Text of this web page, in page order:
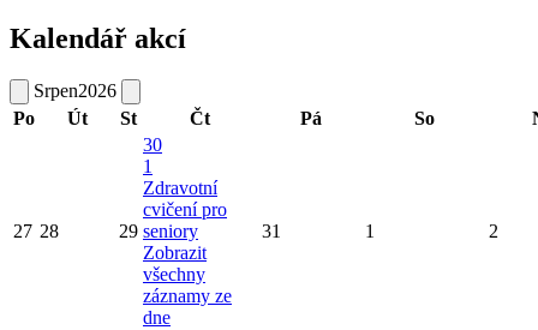
Kalendář akcí
Srpen2026
Po
Út St Čt Pá So
27 28 29
30
1
Zdravotní
cvičení pro
seniory
Zobrazit
všechny
záznamy ze
dne
31 1 2